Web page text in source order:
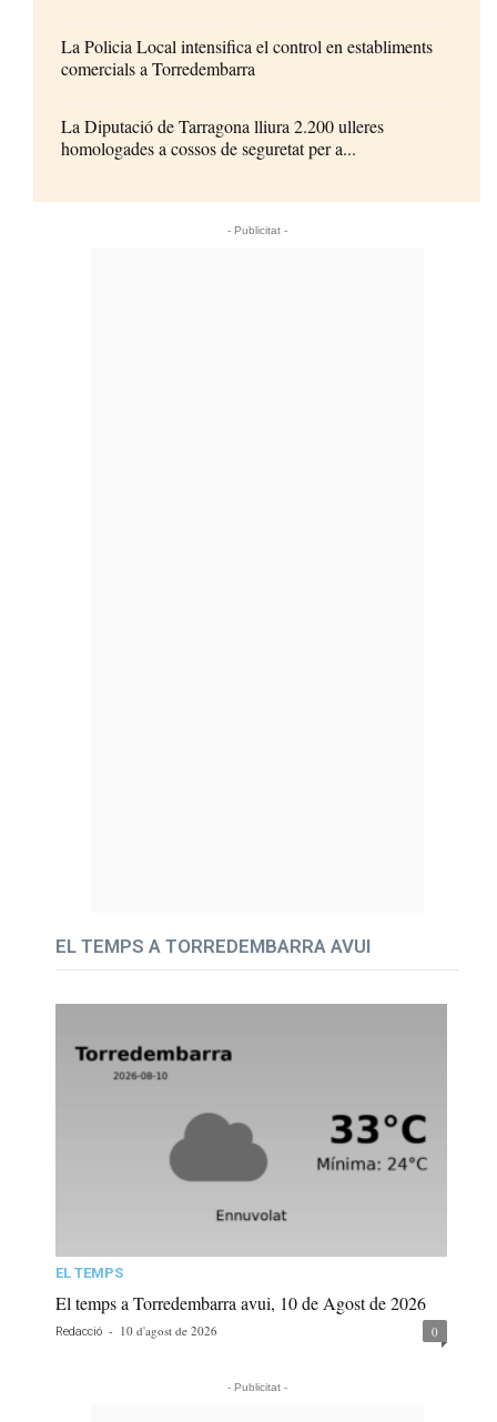
La Policia Local intensifica el control en establiments
comercials a Torredembarra
La Diputació de Tarragona lliura 2.200 ulleres
homologades a cossos de seguretat per a...
- Publicitat -
EL TEMPS A TORREDEMBARRA AVUI
EL TEMPS
El temps a Torredembarra avui, 10 de Agost de 2026
Redacció - 10 d'agost de 2026 0
- Publicitat -